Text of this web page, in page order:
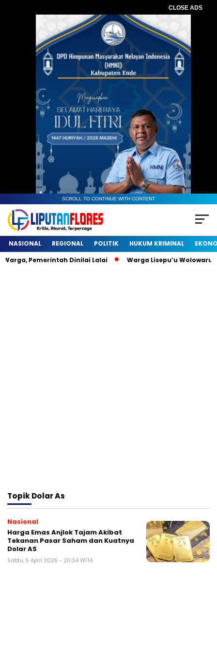
CLOSE ADS
SCROLL TO CONTINUE WITH CONTENT
NASIONAL REGIONAL POLITIK HUKUM KRIMINAL
Pemerintah Dinilai Lalai
Warga Lisepu’u Wolowaru
TopikDolar As
Nasional
Harga Emas Anjlok Tajam Akibat
Tekanan Pasar Saham dan Kuatnya
Dolar AS
Sabtu, 5 April 2025 - 20:34 WITA